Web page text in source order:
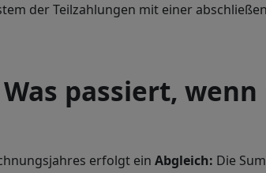
der Teilzahlungen mit einer
Was passiert,
erfolgt ein Abgleich: Die